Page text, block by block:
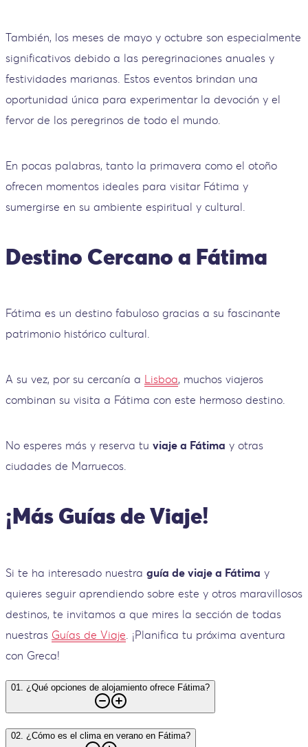
También, los meses de mayo y octubre son especialmente
significativos debido a las peregrinaciones anuales y
festividades marianas. Estos eventos brindan una
oportunidad única para experimentar la devoción y el
fervor de los peregrinos de todo el mundo.
En pocas palabras, tanto la primavera como el otoño
ofrecen momentos ideales para visitar Fátima y
sumergirse en su ambiente espiritual y cultural.
Destino Cercano a Fátima
Fátima es un destino fabuloso gracias a su fascinante
patrimonio histórico cultural.
A su vez, por su cercanía a Lisboa, muchos viajeros
combinan su visita a Fátima con este hermoso destino.
No esperes más y reserva tu viaje a Fátima y otras
ciudades de Marruecos.
¡Más Guías de Viaje!
Si te ha interesado nuestra guía de viaje a Fátima y
quieres seguir aprendiendo sobre este y otros maravillosos
destinos, te invitamos a que mires la sección de todas
nuestras Guías de Viaje . ¡Planifica tu próxima aventura
con Greca!
01. ¿Qué opciones de alojamiento ofrece Fátima?
02. ¿Cómo es el clima en verano en Fátima?